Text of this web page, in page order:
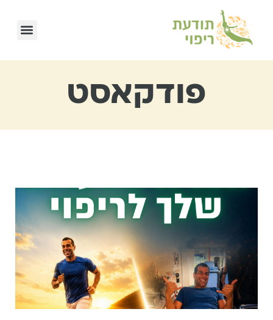
פודקאסט